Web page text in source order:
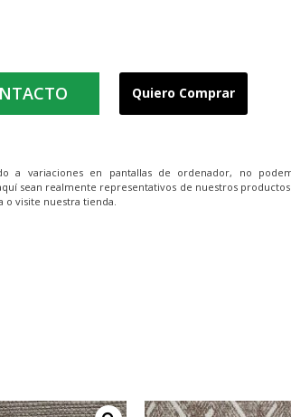
Quiero Comprar
a variaciones en pantallas de ordenador, no
sean realmente representativos de nuestros
o visite nuestra tienda.